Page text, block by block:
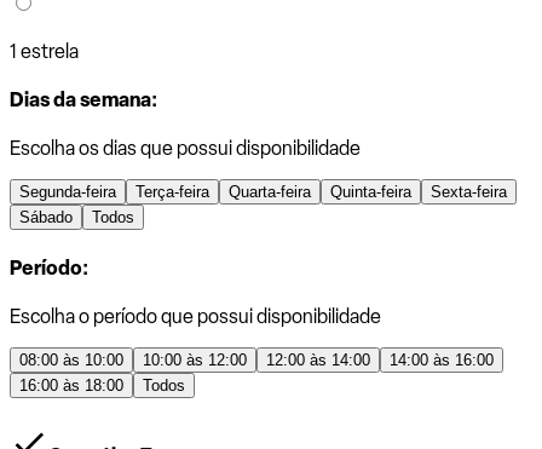
1 estrela
Dias da semana:
Escolha os dias que possui disponibilidade
Segunda-feira Terça-feira Quarta-feira Quinta-feira
Sexta-feira
Sábado
Todos
Período:
Escolha o período que possui disponibilidade
08:00 às 10:00 10:00 às 12:00 12:00 às 14:00
14:00 às 16:00
16:00 às 18:00
Todos